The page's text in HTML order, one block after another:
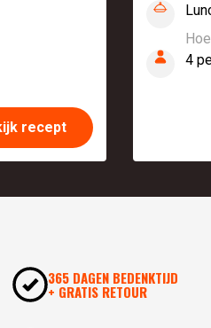
recept
4
365 DAGEN BEDENKTIJD
+ GRATIS RETOUR